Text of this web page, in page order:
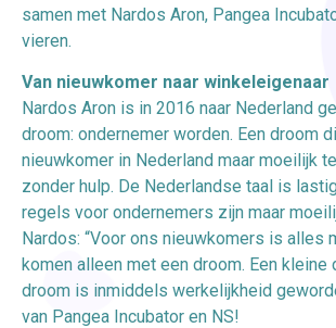
samen met Nardos Aron, Pangea
vieren.
Van nieuwkomer naar winkeleigenaar
Nardos Aron is in 2016 naar Nederland
droom: ondernemer worden. Een droom
nieuwkomer in Nederland maar moeilijk
zonder hulp. De Nederlandse taal is
regels voor ondernemers zijn maar
Nardos: “Voor ons nieuwkomers is alles
komen alleen met een droom. Een kleine
droom is inmiddels werkelijkheid
van Pangea Incubator en NS!